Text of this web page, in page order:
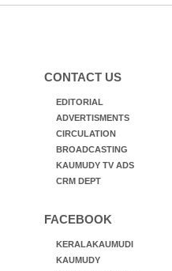
CONTACT US
EDITORIAL
ADVERTISMENTS
CIRCULATION
BROADCASTING
KAUMUDY TV ADS
CRM DEPT
FACEBOOK
KERALAKAUMUDI
KAUMUDY